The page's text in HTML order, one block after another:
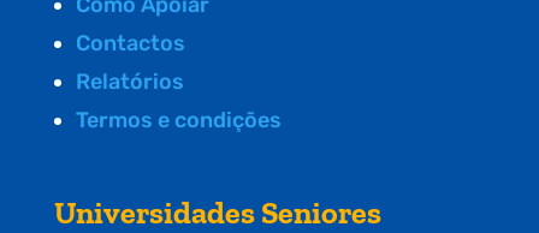
Contactos
Relatórios
Termos e condições
Universidades Seniores